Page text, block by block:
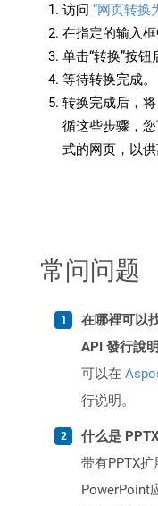
访问 “网页转换
在指定的输入框
单击“转换”按钮
等待转换完成。
转换完成后，
循这些步骤，
式的网页，以供
常问问题
在哪裡可以
API 發行說
可以在
行说明。
什么是
带有PPTX
PowerPoint